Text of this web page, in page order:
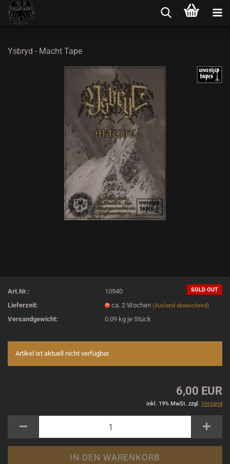
Ysbryd - Macht Tape
SOLD OUT
Art.Nr.:
10940
Lieferzeit:
ca. 2 Wochen(Ausland abweichend)
Versandgewicht: 0.09 kg je Stück
Artikel ist aktuell nicht verfügbar.
6,00 EUR
inkl. 19% MwSt. zzgl. Versand